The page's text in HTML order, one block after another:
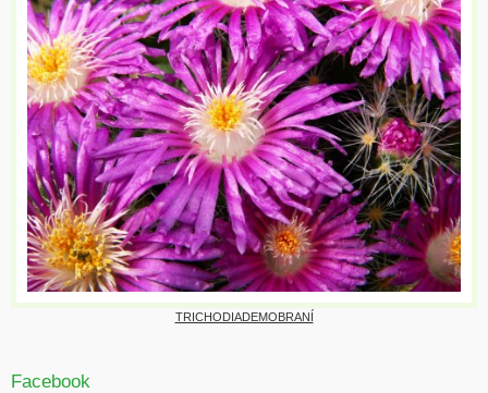
TRICHODIADEMOBRANÍ
Facebook